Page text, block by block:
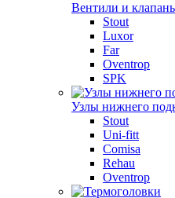
Вентили и
Stout
Luxor
Far
Oventrop
SPK
Узлы нижнего
Stout
Uni-fitt
Comisa
Rehau
Oventrop